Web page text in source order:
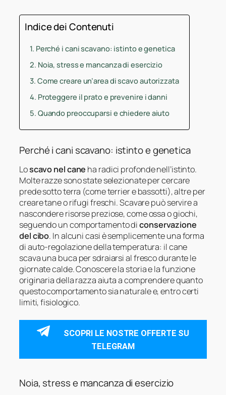
Indice dei Contenuti
Perché i cani scavano: istinto e genetica
Noia, stress e mancanza di esercizio
Come creare un’area di scavo autorizzata
Proteggere il prato e prevenire i danni
Quando preoccuparsi e chiedere aiuto
Perché i cani scavano: istinto e genetica
Loscavo nel cane ha radici profonde nell’istinto.
Molte razze sono state selezionate per cercare
prede sotto terra (come terrier e bassotti), altre per
creare tane o rifugi freschi. Scavare può servire a
nascondere risorse preziose, come ossa o giochi,
seguendo un comportamento diconservazione
del cibo. In alcuni casi è semplicemente una forma
di auto-regolazione della temperatura: il cane
scava una buca per sdraiarsi al fresco durante le
giornate calde. Conoscere la storia e la funzione
originaria della razza aiuta a comprendere quanto
questo comportamento sia naturale e, entro certi
limiti, fisiologico.
SCOPRI LE NOSTRE OFFERTE SU
TELEGRAM
Noia, stress e mancanza di esercizio